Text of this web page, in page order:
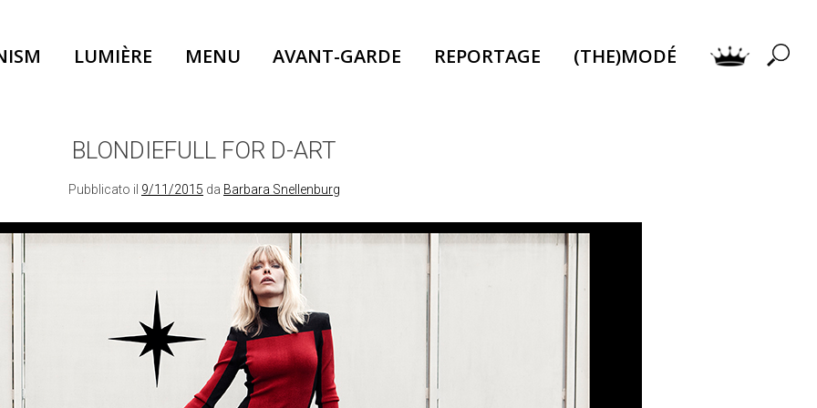
LUMIÈRE MENU AVANT-GARDE REPORTAGE (THE)MODÉ
BLONDIEFULL FOR D-ART
Pubblicato il 9/11/2015 da Barbara Snellenburg